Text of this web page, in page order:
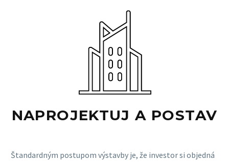
NAPROJEKTUJ A POSTAV
Štandardným postupom výstavby je, že investor si objedná